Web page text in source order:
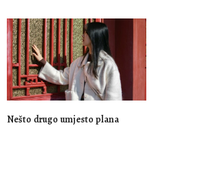
Nešto drugo umjesto plana